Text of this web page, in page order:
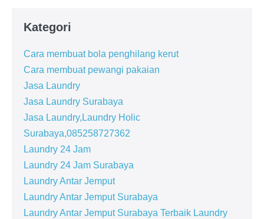
Kategori
Cara membuat bola penghilang kerut
Cara membuat pewangi pakaian
Jasa Laundry
Jasa Laundry Surabaya
Jasa Laundry,Laundry Holic
Surabaya,085258727362
Laundry 24 Jam
Laundry 24 Jam Surabaya
Laundry Antar Jemput
Laundry Antar Jemput Surabaya
Laundry Antar Jemput Surabaya Terbaik Laundry